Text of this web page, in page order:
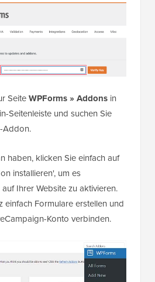
SeiteWPForms » Addons in
Seitenleiste und suchen Sie
Addon.
haben, klicken Sie einfach auf
installieren', um es
Ihrer Website zu aktivieren.
einfach Formulare erstellen und
Konto verbinden.